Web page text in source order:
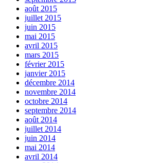
août 2015
juillet 2015
juin 2015
mai 2015
avril 2015
mars 2015
février 2015
janvier 2015
décembre 2014
novembre 2014
octobre 2014
septembre 2014
août 2014
juillet 2014
juin 2014
mai 2014
avril 2014